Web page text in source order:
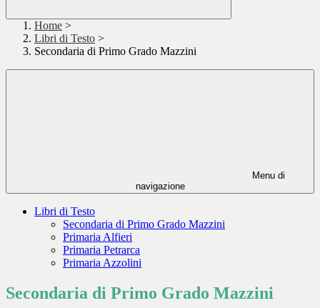
Home >
Libri di Testo >
Secondaria di Primo Grado Mazzini
Menu di
navigazione
Libri di Testo
Secondaria di Primo Grado Mazzini
Primaria Alfieri
Primaria Petrarca
Primaria Azzolini
Secondaria di Primo Grado Mazzini